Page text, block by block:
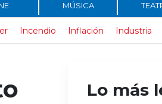
MÚSICA
Incendio Inflación Industria
Lo más